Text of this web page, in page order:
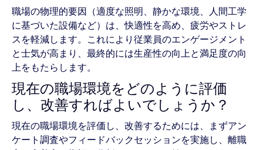
職場の物理的要因（適度な照明、静かな環境、人間工学
に基づいた設備など）は、快適性を高め、疲労やストレ
スを軽減します。これにより従業員のエンゲージメント
と士気が高まり、最終的には生産性の向上と満足度の向
上をもたらします。
現在の職場環境をどのように評価
し、改善すればよいでしょうか？
現在の職場環境を評価し、改善するためには、まずアン
ケート調査やフィードバックセッションを実施し、離職